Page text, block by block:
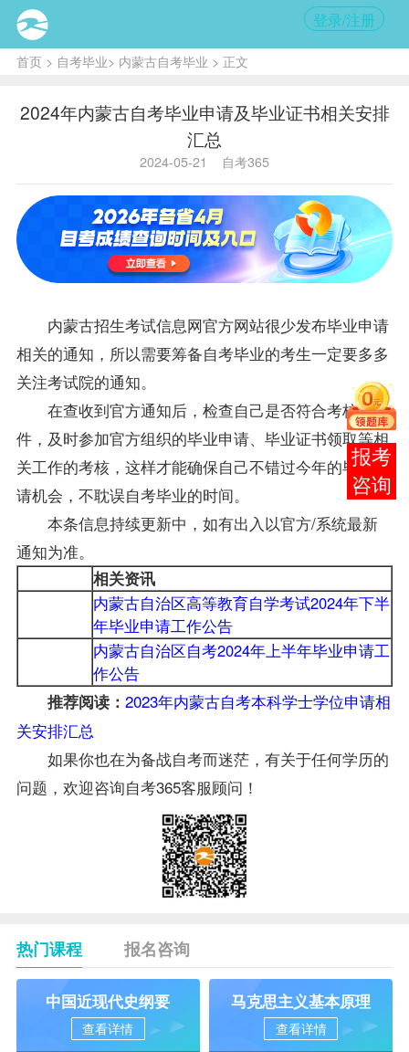
登录/注册
首页> 自考毕业> 内蒙古自考毕业 > 正文
2024年内蒙古自考毕业申请及毕业证书相关安排
汇总
2024-05-21 自考365
内蒙古招生考试信息网官方网站很少发布毕业申请
相关的通知，所以需要筹备自考毕业的考生一定要多多
关注考试院的通知。
在查收到官方通知后，检查自己是否符合考核条
件，及时参加官方组织的毕业申请、毕业证书领取等相
关工作的考核，这样才能确保自己不错过今年的毕业申
请机会，不耽误自考毕业的时间。
本条信息持续更新中，如有出入以官方/系统最新
通知为准。
相关资讯
内蒙古自治区高等教育自学考试2024年下半
年毕业申请工作公告
内蒙古自治区自考2024年上半年毕业申请工
作公告
推荐阅读： 2023年内蒙古自考本科学士学位申请相
关安排汇总
如果你也在为备战自考而迷茫，有关于任何学历的
问题，欢迎咨询自考365客服顾问！
热门课程 报名咨询
中国近现代史纲要
查看详情
马克思主义基本原理
查看详情
报考
咨询